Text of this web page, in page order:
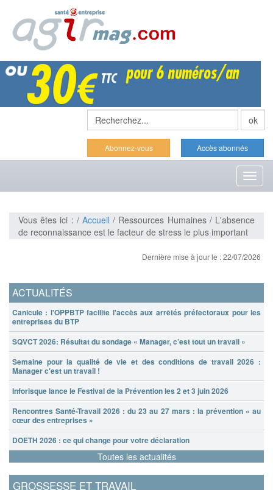
Abonnez-vous Accès abonnés
Vous êtes ici : / Accueil / Ressources Humaines / L'absence
de reconnaissance est le facteur de stress le plus important
Dernière mise à jour le : 22/07/2026
ACTUALITÉS
Canicule : l'OPPBTP facilite l'accès aux arrêtés préfectoraux pour les
entreprises du BTP
SQVCT 2026: Résultat du sondage « Manager, c’est tout un travail »
Semaine pour la qualité de vie et des conditions de travail 2026 :
Manager c'est un travail !
Inforisque lance le Festival de la Prévention les 2 et 3 juin 2026
Rencontres Santé-Travail 2026 : du 23 au 27 mars : la prévention « au
cœur des entreprises »
DOETH 2026 : ce qui change pour votre déclaration
Toutes les actualités
GROSSESSE ET TRAVAIL